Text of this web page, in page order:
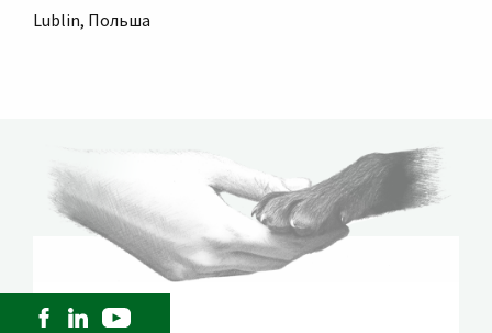
Lublin, Польша